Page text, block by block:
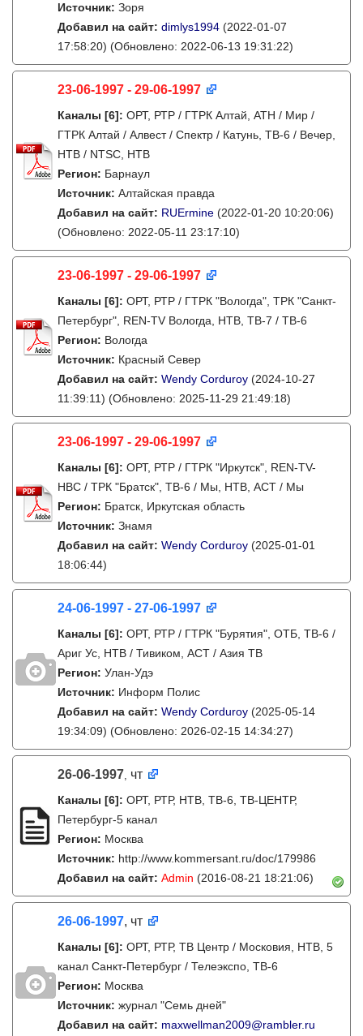
Источник: Зоря
Добавил на сайт: dimlys1994 (2022-01-07
17:58:20) (Обновлено: 2022-06-13 19:31:22)
23-06-1997 - 29-06-1997
Каналы [6]: ОРТ, РТР / ГТРК Алтай, АТН / Мир /
ГТРК Алтай / Алвест / Спектр / Катунь, ТВ-6 / Вечер,
НТВ / NTSC, НТВ
Регион: Барнаул
Источник: Алтайская правда
Добавил на сайт: RUErmine (2022-01-20 10:20:06)
(Обновлено: 2022-05-11 23:17:10)
23-06-1997 - 29-06-1997
Каналы [6]: ОРТ, РТР / ГТРК "Вологда", ТРК "Санкт-
Петербург", REN-TV Вологда, НТВ, ТВ-7 / ТВ-6
Регион: Вологда
Источник: Красный Север
Добавил на сайт: Wendy Corduroy (2024-10-27
11:39:11) (Обновлено: 2025-11-29 21:49:18)
23-06-1997 - 29-06-1997
Каналы [6]: ОРТ, РТР / ГТРК "Иркутск", REN-TV-
НВС / ТРК "Братск", ТВ-6 / Мы, НТВ, АСТ / Мы
Регион: Братск, Иркутская область
Источник: Знамя
Добавил на сайт: Wendy Corduroy (2025-01-01
18:06:44)
24-06-1997 - 27-06-1997
Каналы [6]: ОРТ, РТР / ГТРК "Бурятия", ОТБ, ТВ-6 /
Ариг Ус, НТВ / Тивиком, АСТ / Азия ТВ
Регион: Улан-Удэ
Источник: Информ Полис
Добавил на сайт: Wendy Corduroy (2025-05-14
19:34:09) (Обновлено: 2026-02-15 14:34:27)
26-06-1997, чт
Каналы [6]: ОРТ, РТР, НТВ, ТВ-6, ТВ-ЦЕНТР,
Петербург-5 канал
Регион: Москва
Источник: http://www.kommersant.ru/doc/179986
Добавил на сайт: Admin (2016-08-21 18:21:06)
26-06-1997, чт
Каналы [6]: ОРТ, РТР, ТВ Центр / Московия, НТВ, 5
канал Санкт-Петербург / Телеэкспо, ТВ-6
Регион: Москва
Источник: журнал "Семь дней"
Добавил на сайт: maxwellman2009@rambler.ru